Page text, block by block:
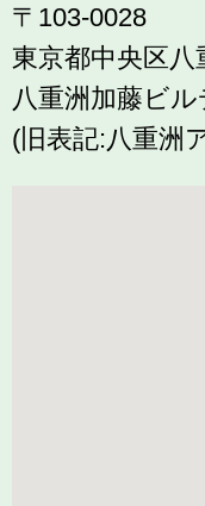
〒103-0028
東京都中央区八
八重洲加藤ビ
(旧表記:八重洲